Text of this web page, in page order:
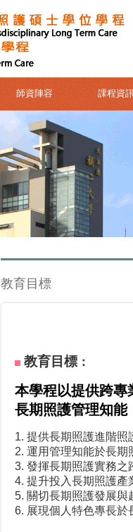
師資陣容 課程資
教育目標
教育目標 ：
本學程以提供跨專
長期照護管理知能
1. 提供長期照護進階
2. 運用管理知能於長
3. 發揮長期照護實務
4. 提升投入長期照護
5. 關切長期照護發展
6. 展現個人特色專長於